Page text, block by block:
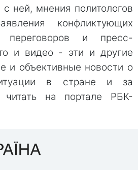
ней, мнения политологов
конфликтующих
переговоров и пресс-
и видео - эти и другие
и объективные новости о
в стране и за
на портале РБК-